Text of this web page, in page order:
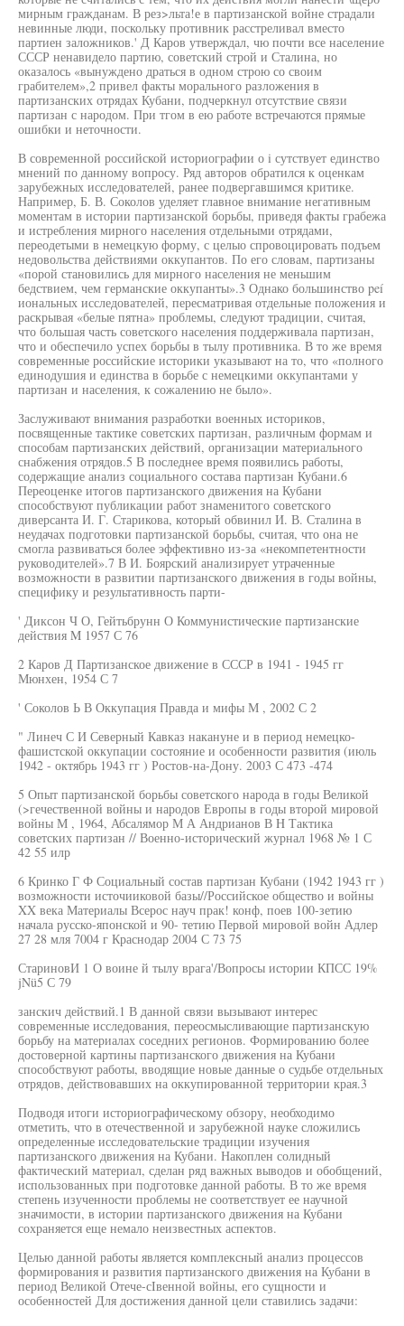
мирным гражданам. В рез>льта!е в партизанской войне страдали
невинные люди, поскольку противник расстреливал вместо
партиен заложников.' Д Каров утверждал, чю почти все население
СССР ненавидело партию, советский строй и Сталина, но
оказалось «вынуждено драться в одном строю со своим
грабителем»,2 привел факты морального разложения в
партизанских отрядах Кубани, подчеркнул отсутствие связи
партизан с народом. При тгом в ею работе встречаются прямые
ошибки и неточности.
В современной российской историографии о i сутствует единство
мнений по данному вопросу. Ряд авторов обратился к оценкам
зарубежных исследователей, ранее подвергавшимся критике.
Например, Б. В. Соколов уделяет главное внимание негативным
моментам в истории партизанской борьбы, приведя факты грабежа
и истребления мирного населения отдельными отрядами,
переодетыми в немецкую форму, с целыо спровоцировать подъем
недовольства действиями оккупантов. По его словам, партизаны
«порой становились для мирного населения не меньшим
бедствием, чем германские оккупанты».3 Однако большинство peí
иональных исследователей, пересматривая отдельные положения и
раскрывая «белые пятна» проблемы, следуют традиции, считая,
что большая часть советского населения поддерживала партизан,
что и обеспечило успех борьбы в тылу противника. В то же время
современные российские историки указывают на то, что «полного
единодушия и единства в борьбе с немецкими оккупантами у
партизан и населения, к сожалению не было».
Заслуживают внимания разработки военных историков,
посвященные тактике советских партизан, различным формам и
способам партизанских действий, организации материального
снабжения отрядов.5 В последнее время появились работы,
содержащие анализ социального состава партизан Кубани.6
Переоценке итогов партизанского движения на Кубани
способствуют публикации работ знаменитого советского
диверсанта И. Г. Старикова, который обвинил И. В. Сталина в
неудачах подготовки партизанской борьбы, считая, что она не
смогла развиваться более эффективно из-за «некомпетентности
руководителей».7 В И. Боярский анализирует утраченные
возможности в развитии партизанского движения в годы войны,
специфику и результативность парти-
' Диксон Ч О, Гейтьбрунн О Коммунистические партизанские
действия M 1957 С 76
2 Каров Д Партизанское движение в СССР в 1941 - 1945 гг
Мюнхен, 1954 С 7
' Соколов Ь В Оккупация Правда и мифы М , 2002 С 2
" Линеч С И Северный Кавказ накануне и в период немецко-
фашистской оккупации состояние и особенности развития (июль
1942 - октябрь 1943 гг ) Ростов-на-Дону. 2003 С 473 -474
5 Опыт партизанской борьбы советского народа в годы Великой
(>гечественной войны и народов Европы в годы второй мировой
войны М , 1964, Абсалямор М А Андрианов В H Тактика
советских партизан // Военно-исторический журнал 1968 № 1 С
42 55 илр
6 Кринко Г Ф Социальный состав партизан Кубани (1942 1943 гг )
возможности источииковой базы//Российское общество и войны
XX века Материалы Всерос науч прак! конф, поев 100-зетию
начала русско-японской и 90- тетию Первой мировой войн Адлер
27 28 мля 7004 г Краснодар 2004 С 73 75
СтариновИ 1 О воине й тылу врага'/Вопросы истории КПСС 19%
jNü5 С 79
занскич действий.1 В данной связи вызывают интерес
современные исследования, переосмысливающие партизанскую
борьбу на материалах соседних регионов. Формированию более
достоверной картины партизанского движения на Кубани
способствуют работы, вводящие новые данные о судьбе отдельных
отрядов, действовавших на оккупированной территории края.3
Подводя итоги историографическому обзору, необходимо
отметить, что в отечественной и зарубежной науке сложились
определенные исследовательские традиции изучения
партизанского движения на Кубани. Накоплен солидный
фактический материал, сделан ряд важных выводов и обобщений,
использованных при подготовке данной работы. В то же время
степень изученности проблемы не соответствует ее научной
значимости, в истории партизанского движения на Кубани
сохраняется еще немало неизвестных аспектов.
Целью данной работы является комплексный анализ процессов
формирования и развития партизанского движения на Кубани в
период Великой Отече-сIвенной войны, его сущности и
особенностей Для достижения данной цели ставились задачи: